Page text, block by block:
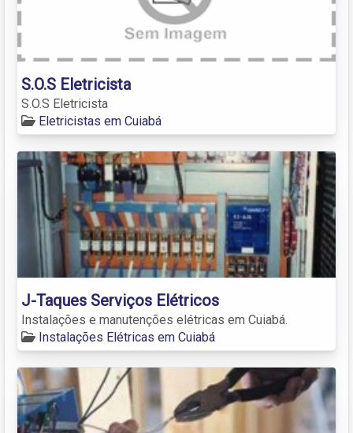
S.O.S Eletricista
S.O.S Eletricista
Eletricistas em Cuiabá
J-Taques Serviços Elétricos
Instalações e manutenções elétricas em Cuiabá.
Instalações Elétricas em Cuiabá